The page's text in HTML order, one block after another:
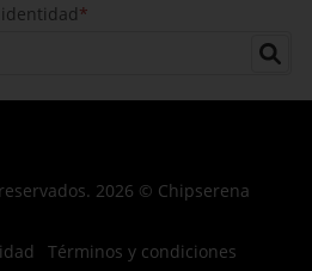
*
2026 © Chipserena
Términos y condiciones